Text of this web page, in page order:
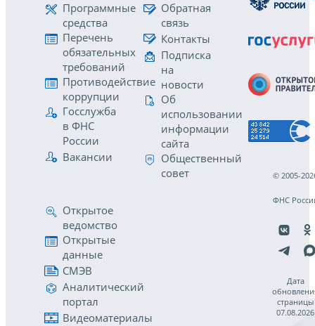
Программные
средства
Перечень
обязательных
требований
Противодействие
коррупции
Госслужба
в ФНС
России
Вакансии
Обратная
связь
Контакты
Подписка
на
новости
Об
использовании
информации
сайта
Общественный
совет
Открытое
ведомство
Открытые
данные
СМЭВ
Аналитический
портал
Видеоматериалы
© 2005-
ФНС
Дата
страницы
07.08.2026